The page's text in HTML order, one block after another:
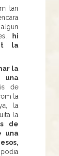
tan
hi
la
la
una
de
la
la
la
de
una
podia